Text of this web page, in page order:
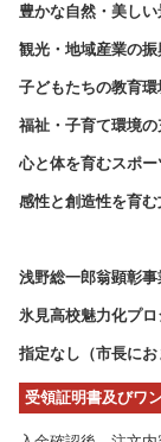
豊かな自然・美し
観光・地域産業の振
子どもたちの教育
福祉・子育て環境の
心と体を育むスポ
感性と創造性を育
浅野総一郎翁顕彰事
氷見高校魅力化プロ
指定なし（市長にお
受領証明書及びワ